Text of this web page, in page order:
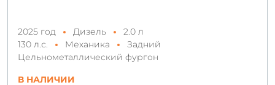
2025 год Дизель
2.0 л
130 л.с.
Механика
Задний
Цельнометаллический фургон
В НАЛИЧИИ